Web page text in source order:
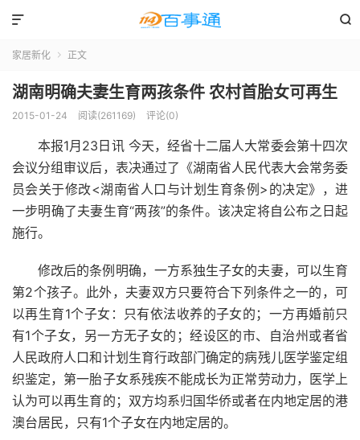


家居新化  正文
湖南明确夫妻生育两孩条件 农村首胎女可再生
2015-01-24 阅读(261169) 评论(0)
本报1月23日讯 今天，经省十二届人大常委会第十四次
会议分组审议后，表决通过了《湖南省人民代表大会常务委
员会关于修改<湖南省人口与计划生育条例>的决定》，进
一步明确了夫妻生育“两孩”的条件。该决定将自公布之日起
施行。
修改后的条例明确，一方系独生子女的夫妻，可以生育
第2个孩子。此外，夫妻双方只要符合下列条件之一的，可
以再生育1个子女：只有依法收养的子女的；一方再婚前只
有1个子女，另一方无子女的；经设区的市、自治州或者省
人民政府人口和计划生育行政部门确定的病残儿医学鉴定组
织鉴定，第一胎子女系残疾不能成长为正常劳动力，医学上
认为可以再生育的；双方均系归国华侨或者在内地定居的港
澳台居民，只有1个子女在内地定居的。